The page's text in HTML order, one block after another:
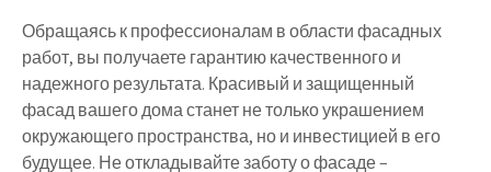
Обращаясь к профессионалам в области фасадных
работ, вы получаете гарантию качественного и
надежного результата. Красивый и защищенный
фасад вашего дома станет не только украшением
окружающего пространства, но и инвестицией в его
будущее. Не откладывайте заботу о фасаде –